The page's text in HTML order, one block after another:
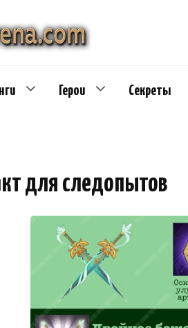
Герои Секреты
для следопытов